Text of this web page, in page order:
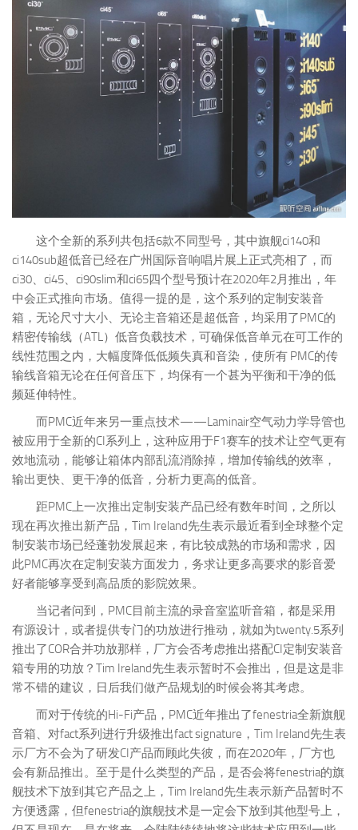
这个全新的系列共包括6款不同型号，其中旗舰ci140和
ci140sub超低音已经在广州国际音响唱片展上正式亮相了，而
ci30、ci45、ci90slim和ci65四个型号预计在2020年2月推出，年
中会正式推向市场。值得一提的是，这个系列的定制安装音
箱，无论尺寸大小、无论主音箱还是超低音，均采用了PMC的
精密传输线（ATL）低音负载技术，可确保低音单元在可工作的
线性范围之内，大幅度降低低频失真和音染，使所有 PMC的传
输线音箱无论在任何音压下，均保有一个甚为平衡和干净的低
频延伸特性。
而PMC近年来另一重点技术——Laminair空气动力学导管也
被应用于全新的CI系列上，这种应用于F1赛车的技术让空气更有
效地流动，能够让箱体内部乱流消除掉，增加传输线的效率，
输出更快、更干净的低音，分析力更高的低音。
距PMC上一次推出定制安装产品已经有数年时间，之所以
现在再次推出新产品，Tim Ireland先生表示最近看到全球整个定
制安装市场已经蓬勃发展起来，有比较成熟的市场和需求，因
此PMC再次在定制安装方面发力，务求让更多高要求的影音爱
好者能够享受到高品质的影院效果。
当记者问到，PMC目前主流的录音室监听音箱，都是采用
有源设计，或者提供专门的功放进行推动，就如为twenty.5系列
推出了COR合并功放那样，厂方会否考虑推出搭配CI定制安装音
箱专用的功放？Tim Ireland先生表示暂时不会推出，但是这是非
常不错的建议，日后我们做产品规划的时候会将其考虑。
而对于传统的Hi-Fi产品，PMC近年推出了fenestria全新旗舰
音箱、对fact系列进行升级推出fact signature，Tim Ireland先生表
示厂方不会为了研发CI产品而顾此失彼，而在2020年，厂方也
会有新品推出。至于是什么类型的产品，是否会将fenestria的旗
舰技术下放到其它产品之上，Tim Ireland先生表示新产品暂时不
方便透露，但fenestria的旗舰技术是一定会下放到其他型号上，